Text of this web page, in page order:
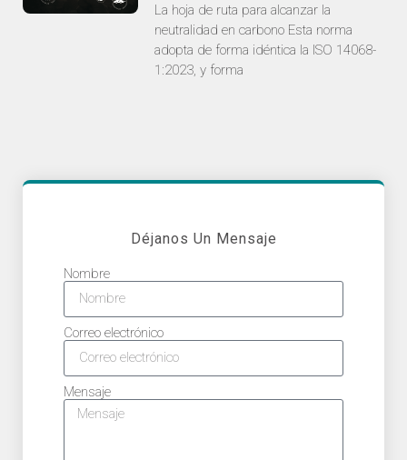
La hoja de ruta para alcanzar la
neutralidad en carbono Esta norma
adopta de forma idéntica la ISO 14068-
1:2023, y forma
Déjanos Un Mensaje
Nombre
Correo electrónico
Mensaje